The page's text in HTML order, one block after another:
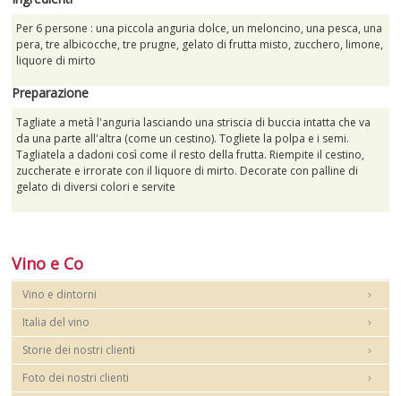
Per 6 persone : una piccola anguria dolce, un meloncino, una pesca, una
pera, tre albicocche, tre prugne, gelato di frutta misto, zucchero, limone,
liquore di mirto
Preparazione
Tagliate a metà l'anguria lasciando una striscia di buccia intatta che va
da una parte all'altra (come un cestino). Togliete la polpa e i semi.
Tagliatela a dadoni così come il resto della frutta. Riempite il cestino,
zuccherate e irrorate con il liquore di mirto. Decorate con palline di
gelato di diversi colori e servite
Vino e Co
Vino e dintorni
Italia del vino
Storie dei nostri clienti
Foto dei nostri clienti